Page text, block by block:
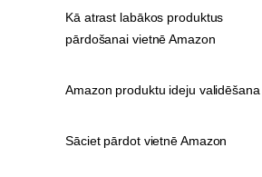
Kā atrast labākos produktus
pārdošanai vietnē Amazon
Amazon produktu ideju validēšana
Sāciet pārdot vietnē Amazon